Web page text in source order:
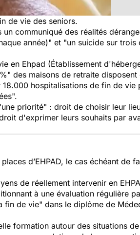
de vie des seniors.
communiqué des réalités
année)" et "un suicide sur trois
en Ehpad (Établissement
des maisons de retraite
hospitalisations de fin de
priorité" : droit de choisir leur
d'exprimer leurs souhaits par
d’EHPAD, le cas échéant de
de réellement intervenir en
à une évaluation régulière
de vie" dans le diplôme de
formation autour des situations